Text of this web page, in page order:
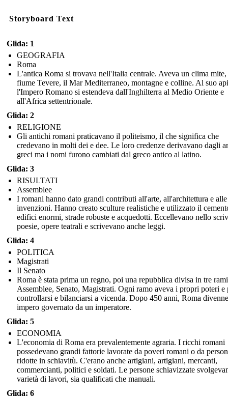
Storyboard Text
Glida: 1
GEOGRAFIA
Roma
L'antica Roma si trovava nell'Italia centrale. Aveva un clima
fiume Tevere, il Mar Mediterraneo, montagne e colline. Al suo
l'Impero Romano si estendeva dall'Inghilterra al Medio Oriente e
all'Africa settentrionale.
Glida: 2
RELIGIONE
Gli antichi romani praticavano il politeismo, il che significa che
credevano in molti dei e dee. Le loro credenze derivavano dagli
greci ma i nomi furono cambiati dal greco antico al latino.
Glida: 3
RISULTATI
Assemblee
I romani hanno dato grandi contributi all'arte, all'architettura e alle
invenzioni. Hanno creato sculture realistiche e utilizzato il
edifici enormi, strade robuste e acquedotti. Eccellevano nello
poesie, opere teatrali e scrivevano anche leggi.
Glida: 4
POLITICA
Magistrati
Il Senato
Roma è stata prima un regno, poi una repubblica divisa in tre
Assemblee, Senato, Magistrati. Ogni ramo aveva i propri poteri e
controllarsi e bilanciarsi a vicenda. Dopo 450 anni, Roma
impero governato da un imperatore.
Glida: 5
ECONOMIA
L'economia di Roma era prevalentemente agraria. I ricchi romani
possedevano grandi fattorie lavorate da poveri romani o da
ridotte in schiavitù. C'erano anche artigiani, artigiani, mercanti,
commercianti, politici e soldati. Le persone schiavizzate
varietà di lavori, sia qualificati che manuali.
Glida: 6